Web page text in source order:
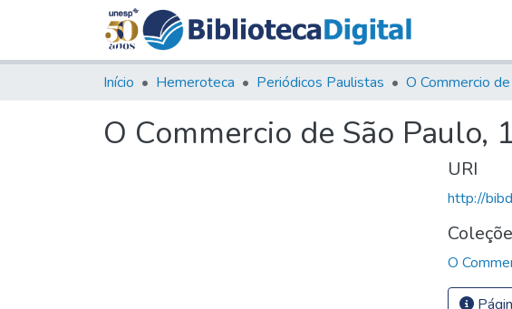
Início Hemeroteca Periódicos Paulistas O Commercio
O Commercio de São Paulo,
URI
http://
O